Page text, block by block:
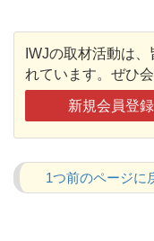
IWJの取材活動は
れています。ぜひ
新規会員登録
1つ前のページに